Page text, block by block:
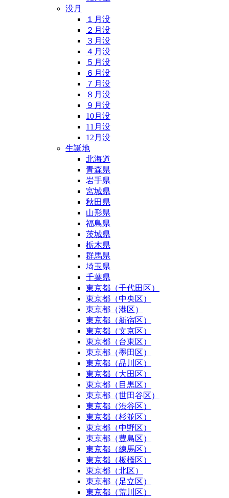
没月
１月没
２月没
３月没
４月没
５月没
６月没
７月没
８月没
９月没
10月没
11月没
12月没
生誕地
北海道
青森県
岩手県
宮城県
秋田県
山形県
福島県
茨城県
栃木県
群馬県
埼玉県
千葉県
東京都（千代田区）
東京都（中央区）
東京都（港区）
東京都（新宿区）
東京都（文京区）
東京都（台東区）
東京都（墨田区）
東京都（品川区）
東京都（大田区）
東京都（目黒区）
東京都（世田谷区）
東京都（渋谷区）
東京都（杉並区）
東京都（中野区）
東京都（豊島区）
東京都（練馬区）
東京都（板橋区）
東京都（北区）
東京都（足立区）
東京都（荒川区）